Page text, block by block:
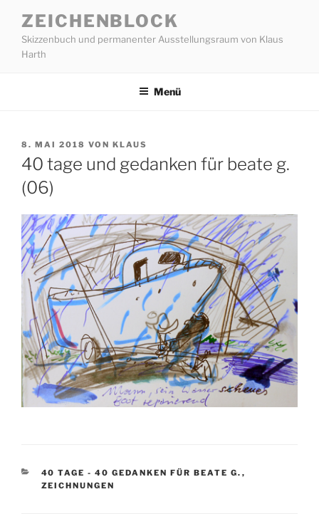
Inhalt
springen
ZEICHENBLOCK
Skizzenbuch und permanenter Ausstellungsraum von Klaus
Harth
Menü
VERÖFFENTLICHT
AM
8. MAI 2018 VON KLAUS
40 tage und gedanken für beate g.
(06)
KATEGORIEN
40 TAGE - 40 GEDANKEN FÜR BEATE G. ,
ZEICHNUNGEN